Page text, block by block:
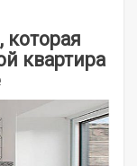
квартира